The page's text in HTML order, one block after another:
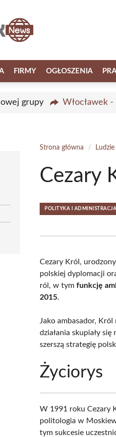
FIRMY OGŁOSZENIA
grupy Włocławek
Strona główna / Ludzie
Cezary
POLITYKA I ADMINISTRACJA
Cezary Król, urodzony
polskiej dyplomacji
ról, w tymfunkcję
2015.
Jako ambasador,
działania skupiały
szerszą strategię
Życiorys
W 1991 roku Cezary
politologia w
tym sukcesie